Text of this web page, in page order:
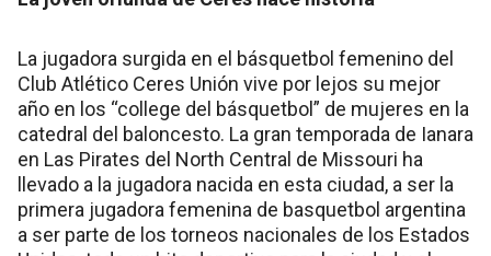
La jugadora surgida en el básquetbol femenino del
Club Atlético Ceres Unión vive por lejos su mejor
año en los “college del básquetbol” de mujeres en la
catedral del baloncesto. La gran temporada de Ianara
en Las Pirates del North Central de Missouri ha
llevado a la jugadora nacida en esta ciudad, a ser la
primera jugadora femenina de basquetbol argentina
a ser parte de los torneos nacionales de los Estados